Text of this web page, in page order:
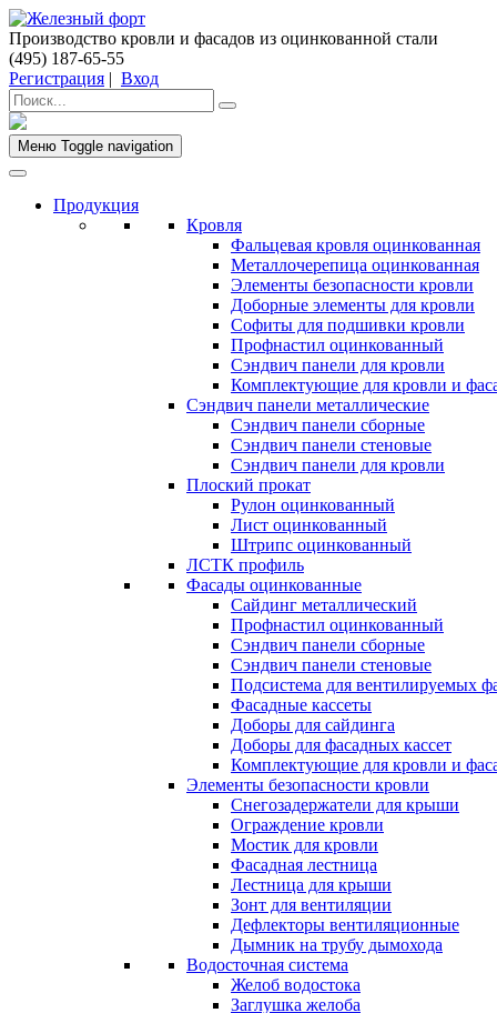
Производство кровли и фасадов из оцинкованной стали
(495) 187-65-55
Регистрация | Вход
Меню Toggle navigation
Продукция
Кровля
Фальцевая кровля оцинкованная
Металлочерепица оцинкованная
Элементы безопасности кровли
Доборные элементы для кровли
Софиты для подшивки кровли
Профнастил оцинкованный
Сэндвич панели для кровли
Комплектующие для кровли и
Сэндвич панели металлические
Сэндвич панели сборные
Сэндвич панели стеновые
Сэндвич панели для кровли
Плоский прокат
Рулон оцинкованный
Лист оцинкованный
Штрипс оцинкованный
ЛСТК профиль
Фасады оцинкованные
Сайдинг металлический
Профнастил оцинкованный
Сэндвич панели сборные
Сэндвич панели стеновые
Подсистема для вентилируемых
Фасадные кассеты
Доборы для сайдинга
Доборы для фасадных кассет
Комплектующие для кровли и
Элементы безопасности кровли
Снегозадержатели для крыши
Ограждение кровли
Мостик для кровли
Фасадная лестница
Лестница для крыши
Зонт для вентиляции
Дефлекторы вентиляционные
Дымник на трубу дымохода
Водосточная система
Желоб водостока
Заглушка желоба